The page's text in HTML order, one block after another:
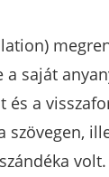
saját
és a
volt.